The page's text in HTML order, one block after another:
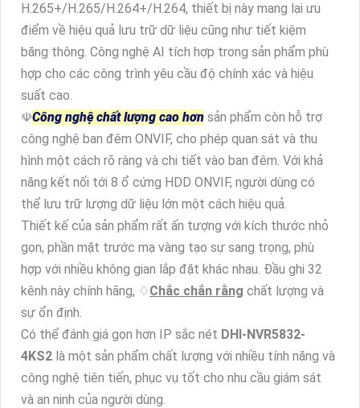
H.265+/H.265/H.264+/H.264, thiết bị này mang lại ưu
điểm về hiệu quả lưu trữ dữ liệu cũng như tiết kiệm
băng thông. Công nghệ AI tích hợp trong sản phẩm phù
hợp cho các công trình yêu cầu độ chính xác và hiệu
suất cao.
☫Công nghệ chất lượng cao hơn sản phẩm còn hỗ trợ
công nghệ ban đêm ONVIF, cho phép quan sát và thu
hình một cách rõ ràng và chi tiết vào ban đêm. Với khả
năng kết nối tới 8 ổ cứng HDD ONVIF, người dùng có
thể lưu trữ lượng dữ liệu lớn một cách hiệu quả.
Thiết kế của sản phẩm rất ấn tượng với kích thước nhỏ
gọn, phần mặt trước mạ vàng tạo sự sang trọng, phù
hợp với nhiều không gian lắp đặt khác nhau. Đầu ghi 32
kênh này chính hãng, ♢Chắc chắn rằng chất lượng và
sự ổn định.
Có thể đánh giá gọn hơn IP sắc nét DHI-NVR5832-
4KS2 là một sản phẩm chất lượng với nhiều tính năng và
công nghệ tiên tiến, phục vụ tốt cho nhu cầu giám sát
và an ninh của người dùng.